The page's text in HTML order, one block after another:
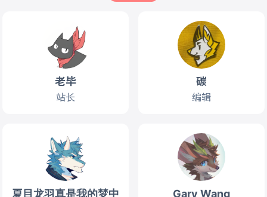
老毕
站长
碳
编辑
夏目龙羽真是我的梦中
Gary Wang